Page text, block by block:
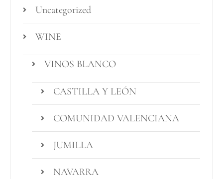
Uncategorized
WINE
VINOS BLANCO
CASTILLA Y LEÓN
COMUNIDAD VALENCIANA
JUMILLA
NAVARRA